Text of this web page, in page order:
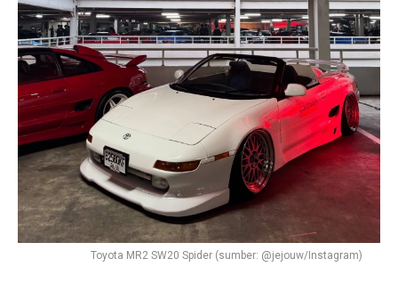
Toyota MR2 SW20 Spider (sumber: @jejouw/Instagram)